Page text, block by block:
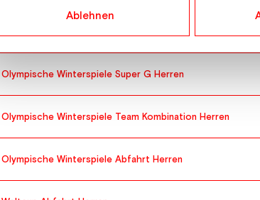
Ablehnen
Olympische Winterspiele Super G Herren
Olympische Winterspiele Team Kombination Herren
Olympische Winterspiele Abfahrt Herren